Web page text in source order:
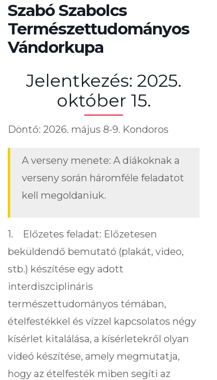
Szabó Szabolcs
Természettudományos
Vándorkupa
Jelentkezés: 2025.
október 15.
Döntő: 2026. május 8-9. Kondoros
A verseny menete: A diákoknak a
verseny során háromféle feladatot
kell megoldaniuk.
1. Előzetes feladat: Előzetesen
beküldendő bemutató (plakát, video,
stb.) készítése egy adott
interdiszciplináris
természettudományos témában,
ételfestékkel és vízzel kapcsolatos négy
kísérlet kitalálása, a kísérletekről olyan
videó készítése, amely megmutatja,
hogy az ételfesték miben segíti az